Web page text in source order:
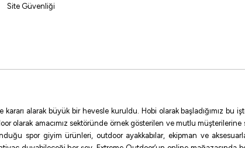
Site Güvenliği
alarak büyük bir hevesle kuruldu. Hobi olarak başladığımız bu
olarak amacımız sektöründe örnek gösterilen ve mutlu
spor giyim ürünleri, outdoor ayakkabılar, ekipman ve